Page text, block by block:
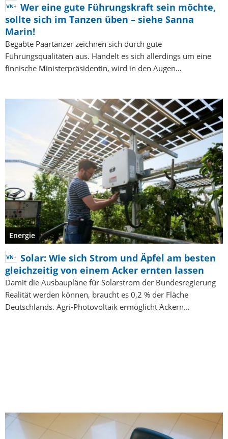
Wer eine gute Führungskraft sein möchte,
sollte sich im Tanzen üben – siehe Sanna
Marin!
Begabte Paartänzer zeichnen sich durch gute
Führungsqualitäten aus. Handelt es sich allerdings um eine
finnische Ministerpräsidentin, wird in den Augen…
Energie
Solar: Wie sich Strom und Äpfel am besten
gleichzeitig von einem Acker ernten lassen
Damit die Ausbaupläne für Solarstrom der Bundesregierung
Realität werden können, braucht es 0,2 % der Fläche
Deutschlands. Agri-Photovoltaik ermöglicht Ackern…